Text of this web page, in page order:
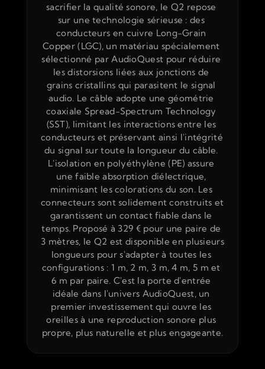
sacrifier la qualité sonore, le Q2 repose
sur une technologie sérieuse : des
conducteurs en cuivre Long-Grain
Copper (LGC), un matériau spécialement
sélectionné par AudioQuest pour réduire
les distorsions liées aux jonctions de
grains cristallins qui parasitent le signal
audio. Le câble adopte une géométrie
coaxiale Spread-Spectrum Technology
(SST), limitant les interactions entre les
conducteurs et préservant ainsi l'intégrité
du signal sur toute la longueur du câble.
L'isolation en polyéthylène (PE) assure
une faible absorption diélectrique,
minimisant les colorations du son. Les
connecteurs sont solidement construits et
garantissent un contact fiable dans le
temps. Proposé à 329 € pour une paire de
3 mètres, le Q2 est disponible en plusieurs
longueurs pour s'adapter à toutes les
configurations : 1 m, 2 m, 3 m, 4 m, 5 m et
6 m par paire. C'est la porte d'entrée
idéale dans l'univers AudioQuest, un
premier investissement qui ouvre les
oreilles à une reproduction sonore plus
propre, plus naturelle et plus engageante.